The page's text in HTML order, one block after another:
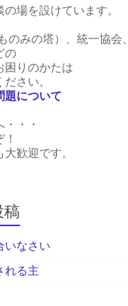
場を設けています。
のみの塔）、統一協会、
の
困りのかたは
さい。
題について
・・
歓迎です。
いなさい
れる主